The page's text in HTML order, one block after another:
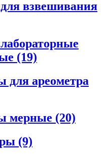
взвешивания
(19)
для ареометра
мерные (20)
(9)